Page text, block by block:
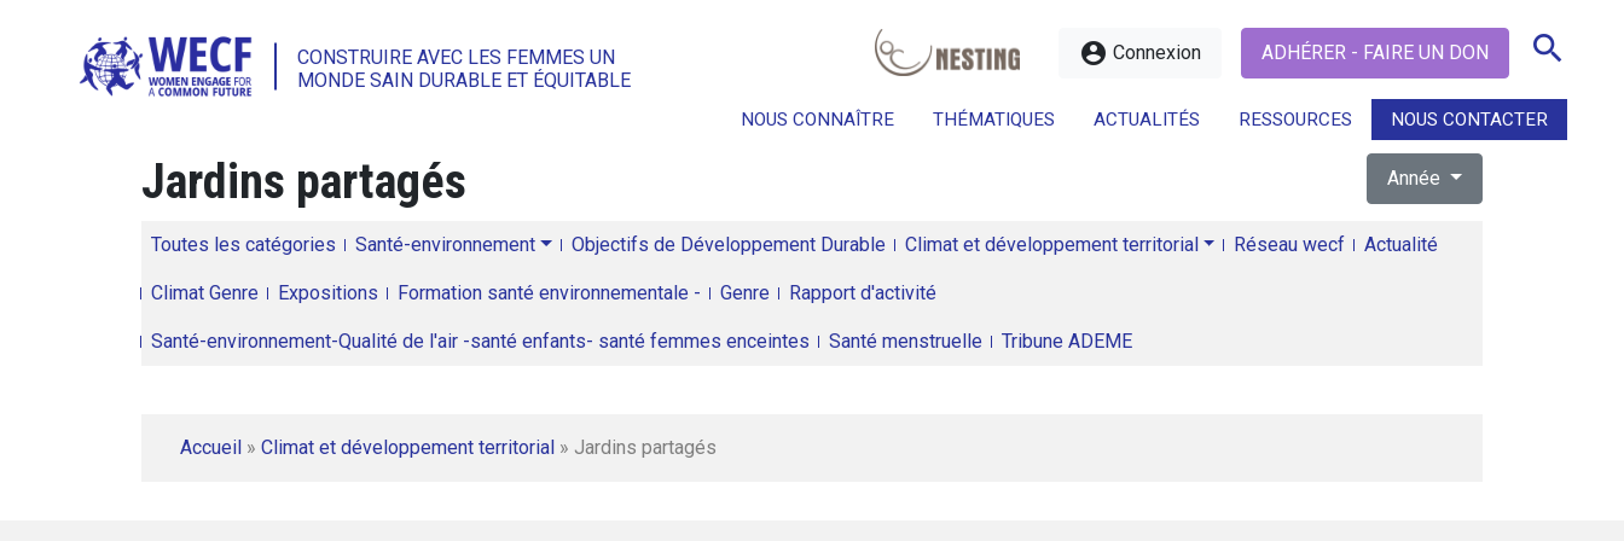
CONSTRUIRE AVEC LES FEMMES UN
MONDE SAIN DURABLE ET ÉQUITABLE
account_circle Connexion ADHÉRER - FAIRE UN DON search
NOUS CONNAÎTRE THÉMATIQUES ACTUALITÉS RESSOURCES NOUS CONTACTER
search
Jardins partagés Année
Toutes les catégories Santé-environnement Objectifs de Développement Durable Climat et développement territorial Réseau wecf Actualité
Climat Genre Expositions Formation santé environnementale - Genre Rapport d'activité
Santé-environnement-Qualité de l'air -santé enfants- santé femmes enceintes Santé menstruelle Tribune ADEME
Accueil » Climat et développement territorial » Jardins partagés